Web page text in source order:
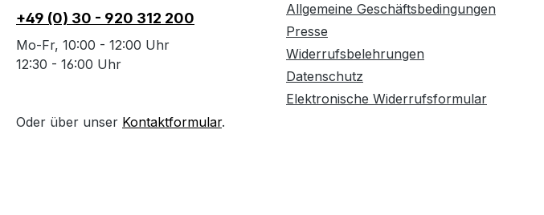
+49 (0) 30 - 920 312 200
Mo-Fr, 10:00 - 12:00 Uhr
12:30 - 16:00 Uhr
Oder über unser Kontaktformular.
Allgemeine Geschäftsbedingungen
Presse
Widerrufsbelehrungen
Datenschutz
Elektronische Widerrufsformular